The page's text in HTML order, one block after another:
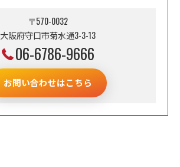
〒570-0032
大阪府守口市菊水通3-3-13
06-6786-9666
お問い合わせはこちら